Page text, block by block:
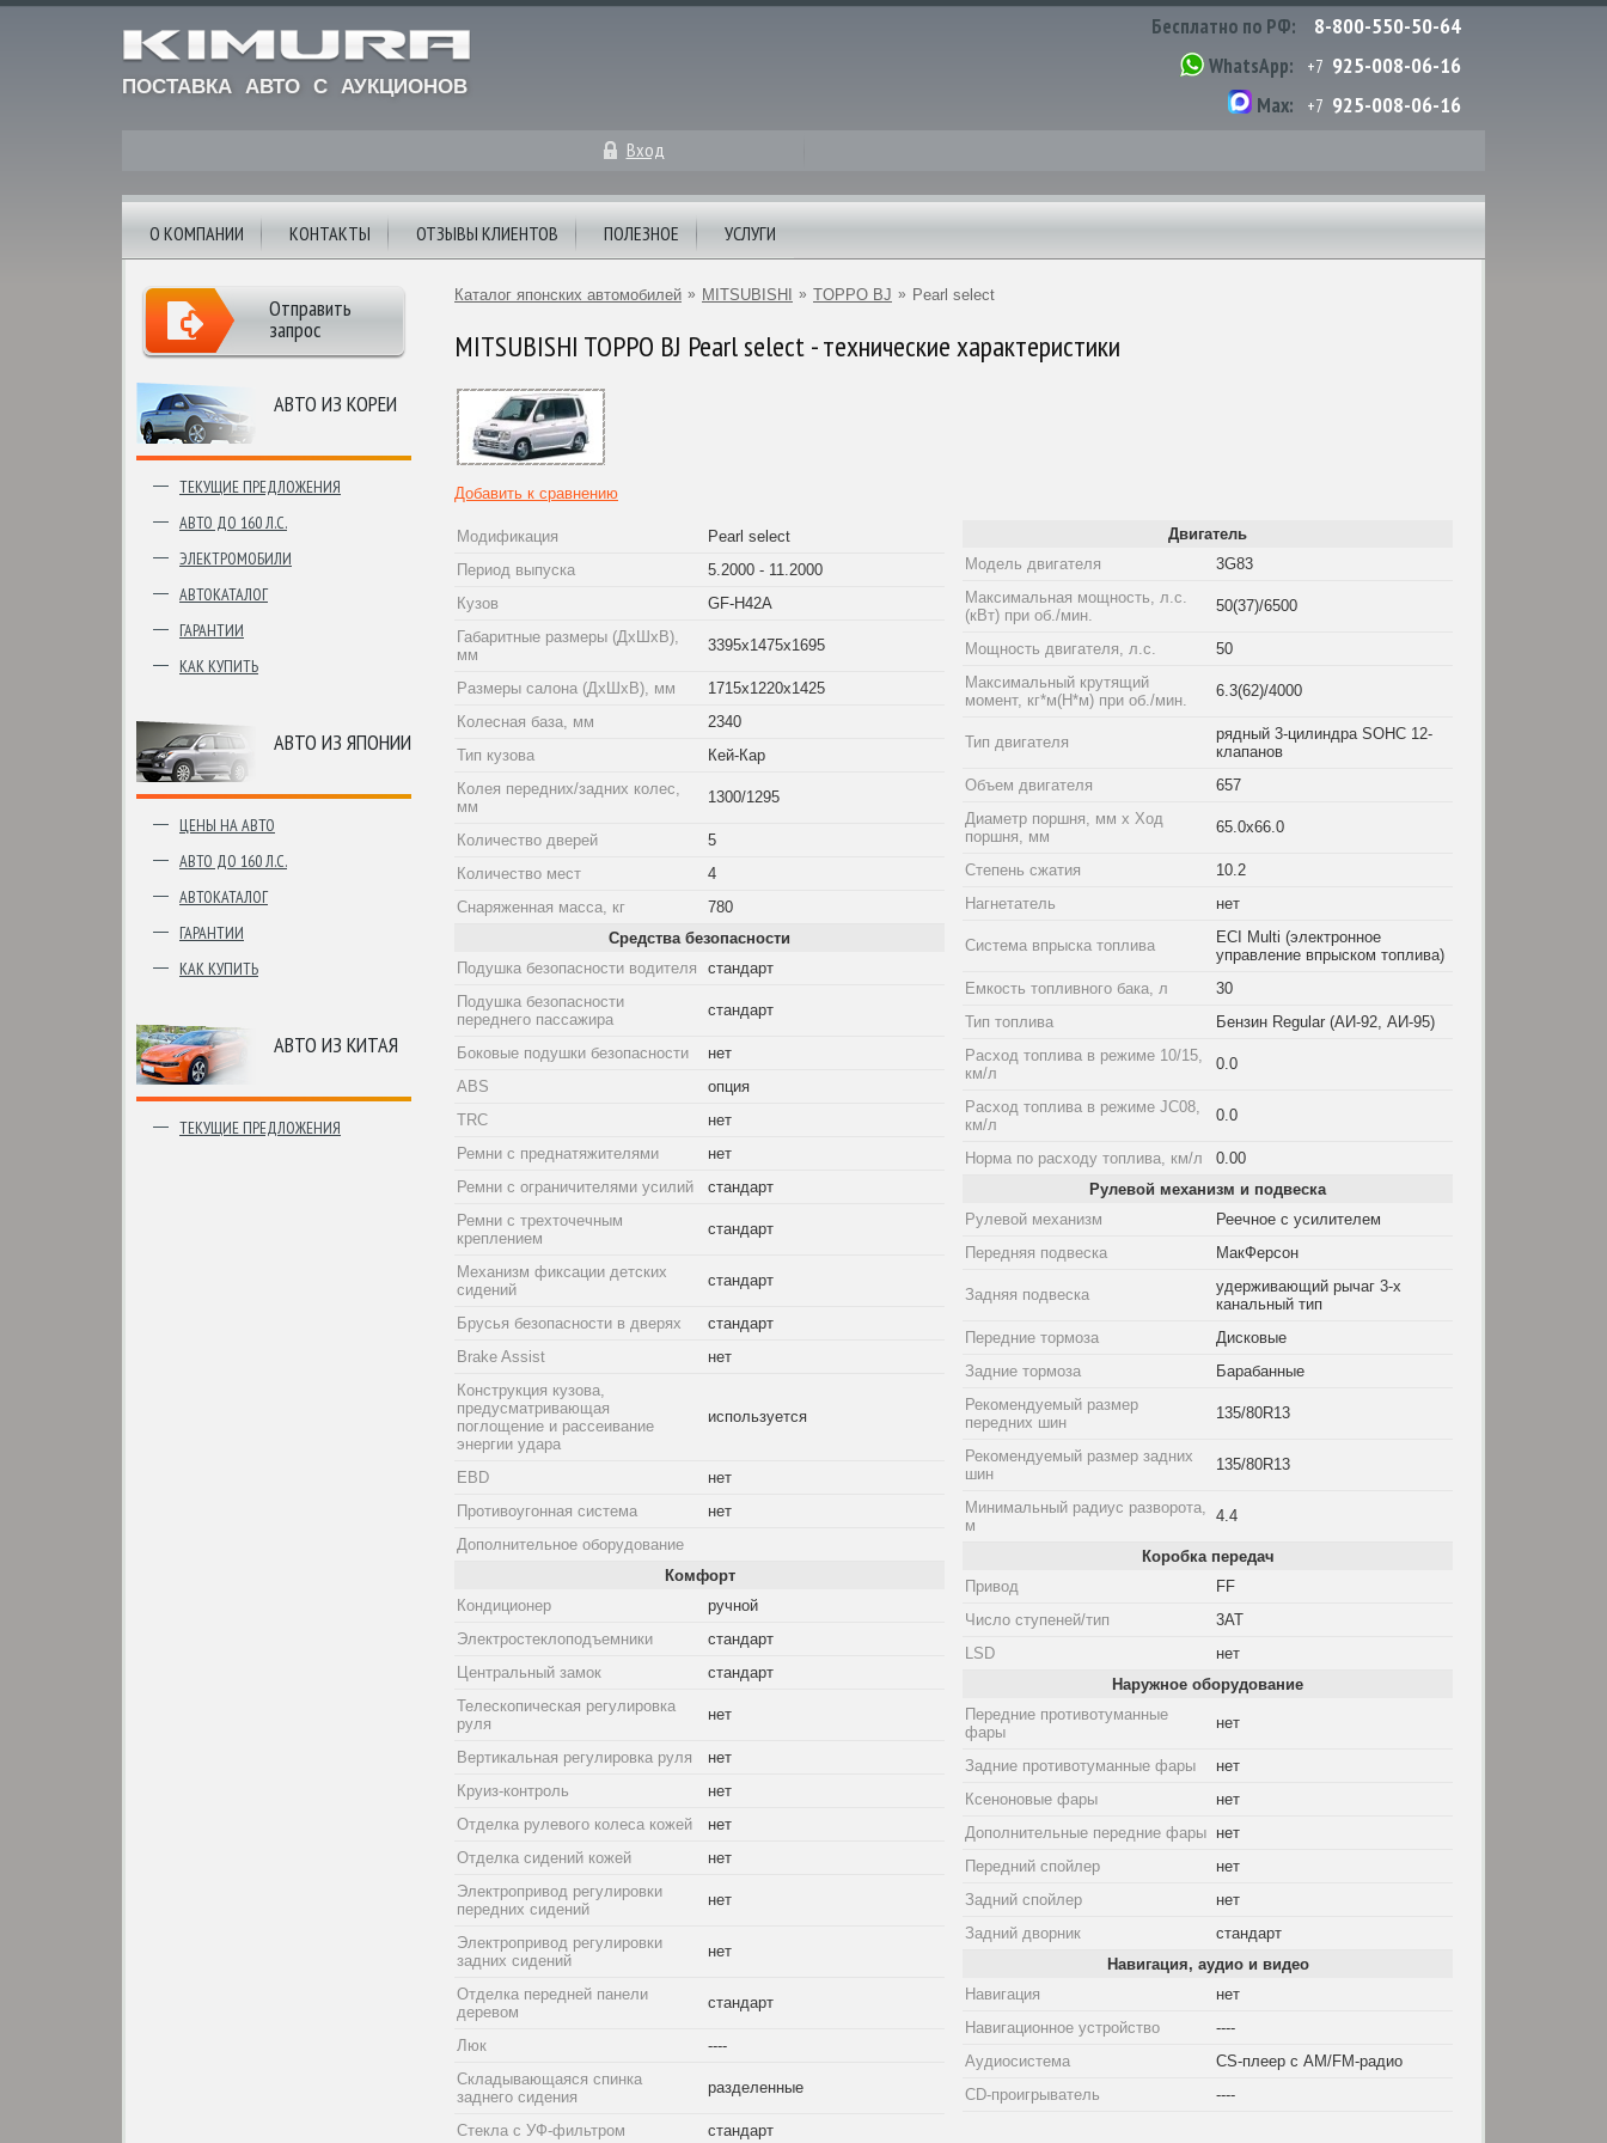
ПОСТАВКА АВТО С АУКЦИОНОВ
Бесплатно по РФ: 8-800-550-50-64
WhatsApp: +7 925-008-06-16
Max: +7 925-008-06-16
Вход
О КОМПАНИИ КОНТАКТЫ ОТЗЫВЫ КЛИЕНТОВ ПОЛЕЗНОЕ УСЛУГИ
АВТО ИЗ КОРЕИ
ТЕКУЩИЕ ПРЕДЛОЖЕНИЯ
АВТО ДО 160 Л.С.
ЭЛЕКТРОМОБИЛИ
АВТОКАТАЛОГ
ГАРАНТИИ
КАК КУПИТЬ
АВТО ИЗ ЯПОНИИ
ЦЕНЫ НА АВТО
АВТО ДО 160 Л.С.
АВТОКАТАЛОГ
ГАРАНТИИ
КАК КУПИТЬ
АВТО ИЗ КИТАЯ
ТЕКУЩИЕ ПРЕДЛОЖЕНИЯ
Отправить
запрос
Каталог японских автомобилей » MITSUBISHI » TOPPO BJ » Pearl select
MITSUBISHI TOPPO BJ Pearl select - технические характеристики
Добавить к сравнению
Модификация
Pearl select
Период выпуска
5.2000 - 11.2000
Кузов
GF-H42A
Габаритные размеры (ДхШхВ),
мм
3395x1475x1695
Размеры салона (ДхШхВ), мм
1715x1220x1425
Колесная база, мм
2340
Тип кузова
Кей-Кар
Колея передних/задних колес,
мм
1300/1295
Количество дверей
5
Количество мест
4
Снаряженная масса, кг
780
Средства безопасности
Подушка безопасности водителя
стандарт
Подушка безопасности
переднего пассажира
стандарт
Боковые подушки безопасности
нет
ABS
опция
TRC
нет
Ремни с преднатяжителями
нет
Ремни с ограничителями усилий
стандарт
Ремни с трехточечным
креплением
стандарт
Механизм фиксации детских
сидений
стандарт
Брусья безопасности в дверях
стандарт
Brake Assist
нет
Конструкция кузова,
предусматривающая
поглощение и рассеивание
энергии удара
используется
EBD
нет
Противоугонная система
нет
Дополнительное оборудование
Комфорт
Кондиционер
ручной
Электростеклоподъемники
стандарт
Центральный замок
стандарт
Телескопическая регулировка
руля
нет
Вертикальная регулировка руля
нет
Круиз-контроль
нет
Отделка рулевого колеса кожей
нет
Отделка сидений кожей
нет
Электропривод регулировки
передних сидений
нет
Электропривод регулировки
задних сидений
нет
Отделка передней панели
деревом
стандарт
Люк
----
Складывающаяся спинка
заднего сидения
разделенные
Стекла с УФ-фильтром стандарт
Двигатель
Модель двигателя
3G83
Максимальная мощность, л.с.
(кВт) при об./мин.
50(37)/6500
Мощность двигателя, л.с.
50
Максимальный крутящий
момент, кг*м(Н*м) при об./мин.
6.3(62)/4000
Тип двигателя
рядный 3-цилиндра SOHC 12-
клапанов
Объем двигателя
657
Диаметр поршня, мм x Ход
поршня, мм
65.0x66.0
Степень сжатия
10.2
Нагнетатель
нет
Система впрыска топлива
ECI Multi (электронное
управление впрыском топлива)
Емкость топливного бака, л
30
Тип топлива
Бензин Regular (АИ-92, АИ-95)
Расход топлива в режиме 10/15,
км/л
0.0
Расход топлива в режиме JC08,
км/л
0.0
Норма по расходу топлива, км/л
0.00
Рулевой механизм и подвеска
Рулевой механизм
Реечное с усилителем
Передняя подвеска
МакФерсон
Задняя подвеска
удерживающий рычаг 3-х
канальный тип
Передние тормоза
Дисковые
Задние тормоза
Барабанные
Рекомендуемый размер
передних шин
135/80R13
Рекомендуемый размер задних
шин
135/80R13
Минимальный радиус разворота,
м
4.4
Коробка передач
Привод
FF
Число ступеней/тип
3AT
LSD
нет
Наружное оборудование
Передние противотуманные
фары
нет
Задние противотуманные фары
нет
Ксеноновые фары
нет
Дополнительные передние фары нет
Передний спойлер
нет
Задний спойлер
нет
Задний дворник
стандарт
Навигация, аудио и видео
Навигация
нет
Навигационное устройство
----
Аудиосистема
CS-плеер с AM/FM-радио
CD-проигрыватель
----